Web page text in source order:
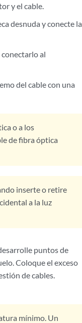
y el cable.
desnuda y conecte la
al
del cable con una
o a los
de fibra óptica
inserte o retire
a la luz
puntos de
Coloque el exceso
de cables.
mínimo. Un